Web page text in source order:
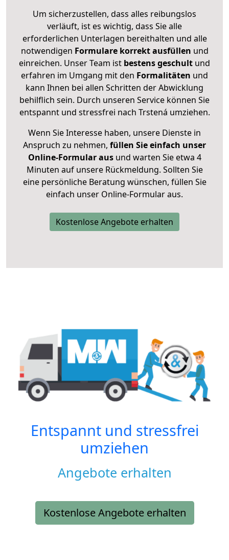
Um sicherzustellen, dass alles reibungslos
verläuft, ist es wichtig, dass Sie alle
erforderlichen Unterlagen bereithalten und alle
notwendigen Formulare korrekt ausfüllen und
einreichen. Unser Team ist bestens geschult und
erfahren im Umgang mit den Formalitäten und
kann Ihnen bei allen Schritten der Abwicklung
behilflich sein. Durch unseren Service können Sie
entspannt und stressfrei nach Trstená umziehen.
Wenn Sie Interesse haben, unsere Dienste in
Anspruch zu nehmen, füllen Sie einfach unser
Online-Formular ausund warten Sie etwa 4
Minuten auf unsere Rückmeldung. Sollten Sie
eine persönliche Beratung wünschen, füllen Sie
einfach unser Online-Formular aus.
Kostenlose Angebote erhalten
Entspannt und stressfrei
umziehen
Angebote erhalten
Kostenlose Angebote erhalten